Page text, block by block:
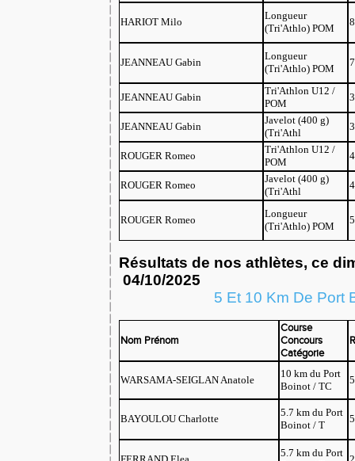
HARIOT Milo
Longueur
(Tri'Athlo) POM
JEANNEAU Gabin
Longueur
(Tri'Athlo) POM
JEANNEAU Gabin
Tri'Athlon U12 /
POM
JEANNEAU Gabin
Javelot (400 g)
(Tri'Athl
ROUGER Romeo
Tri'Athlon U12 /
POM
ROUGER Romeo
Javelot (400 g)
(Tri'Athl
ROUGER Romeo
Longueur
(Tri'Athlo) POM
Résultats de nos athlètes,
04/10/2025
5 Et 10 Km De Port
Nom Prénom
Course
Concours
Catégorie
WARSAMA-SEIGLAN Anatole
10 km du Port
Boinot / TC
BAYOULOU Charlotte
5.7 km du Port
Boinot / T
5.7 km du Port